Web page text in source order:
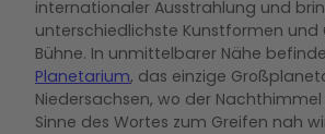
internationaler Ausstrahlung und
unterschiedlichste Kunstformen und
Bühne. In unmittelbarer Nähe
Planetarium, das einzige
Niedersachsen, wo der
Sinne des Wortes zum Greifen nah